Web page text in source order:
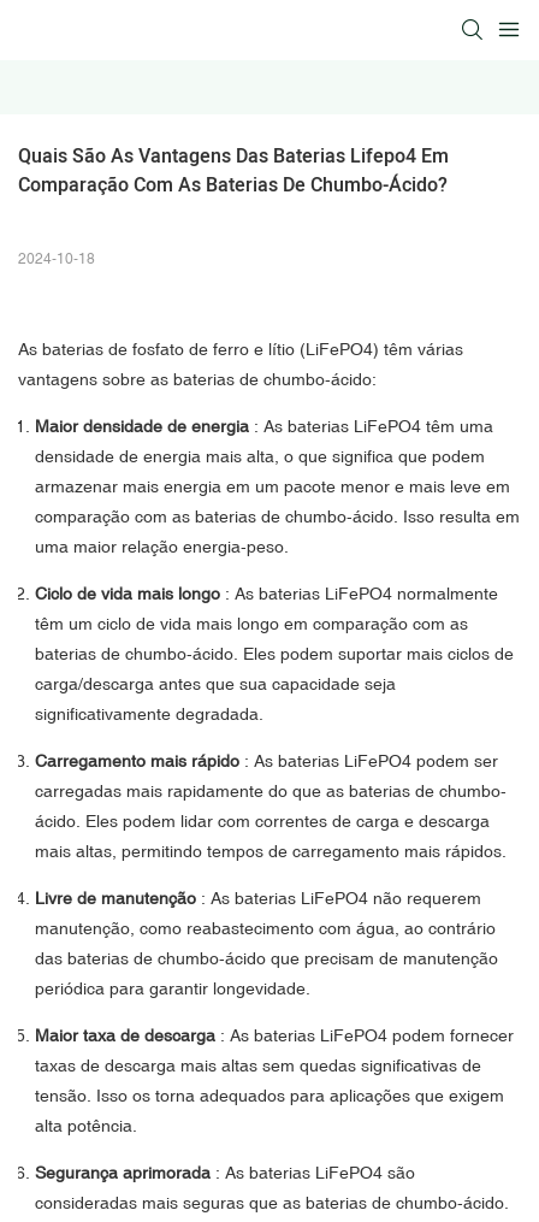
Quais São As Vantagens Das Baterias Lifepo4 Em
Comparação Com As Baterias De Chumbo-Ácido?
2024-10-18
As baterias de fosfato de ferro e lítio (LiFePO4) têm várias
vantagens sobre as baterias de chumbo-ácido:
Maior densidade de energia : As baterias LiFePO4 têm uma
densidade de energia mais alta, o que significa que podem
armazenar mais energia em um pacote menor e mais leve em
comparação com as baterias de chumbo-ácido. Isso resulta em
uma maior relação energia-peso.
Ciclo de vida mais longo : As baterias LiFePO4 normalmente
têm um ciclo de vida mais longo em comparação com as
baterias de chumbo-ácido. Eles podem suportar mais ciclos de
carga/descarga antes que sua capacidade seja
significativamente degradada.
Carregamento mais rápido : As baterias LiFePO4 podem ser
carregadas mais rapidamente do que as baterias de chumbo-
ácido. Eles podem lidar com correntes de carga e descarga
mais altas, permitindo tempos de carregamento mais rápidos.
Livre de manutenção : As baterias LiFePO4 não requerem
manutenção, como reabastecimento com água, ao contrário
das baterias de chumbo-ácido que precisam de manutenção
periódica para garantir longevidade.
Maior taxa de descarga : As baterias LiFePO4 podem fornecer
taxas de descarga mais altas sem quedas significativas de
tensão. Isso os torna adequados para aplicações que exigem
alta potência.
Segurança aprimorada : As baterias LiFePO4 são
consideradas mais seguras que as baterias de chumbo-ácido.